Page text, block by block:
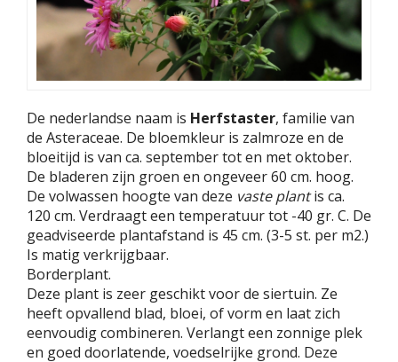
De nederlandse naam is Herfstaster, familie van
de Asteraceae. De bloemkleur is zalmroze en de
bloeitijd is van ca. september tot en met oktober.
De bladeren zijn groen en ongeveer 60 cm. hoog.
De volwassen hoogte van deze vaste plantis ca.
120 cm. Verdraagt een temperatuur tot -40 gr. C. De
geadviseerde plantafstand is 45 cm. (3-5 st. per m2.)
Is matig verkrijgbaar.
Borderplant.
Deze plant is zeer geschikt voor de siertuin. Ze
heeft opvallend blad, bloei, of vorm en laat zich
eenvoudig combineren. Verlangt een zonnige plek
en goed doorlatende, voedselrijke grond. Deze